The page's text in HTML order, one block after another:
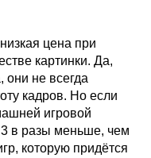
цена при
картинки. Да,
они не всегда
кадров. Но если
игровой
3 в разы меньше, чем
которую придётся